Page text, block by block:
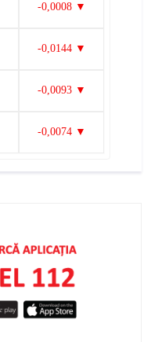
-0,0008 ▼
-0,0144 ▼
-0,0093 ▼
-0,0074 ▼